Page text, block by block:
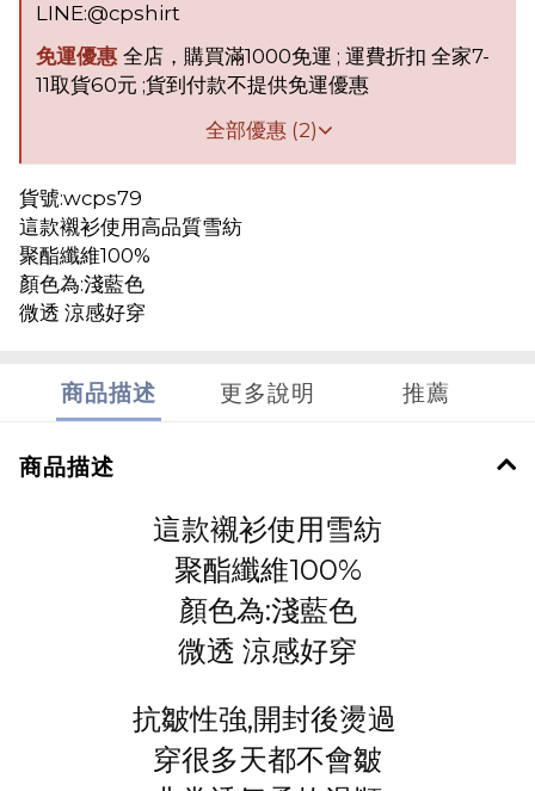
LINE:@cpshirt
免運優惠 全店，購買滿1000免運 ; 運費折扣 全家7-
11取貨60元 ;貨到付款不提供免運優惠
全部優惠 (2)
貨號:wcps79
這款襯衫使用高品質雪紡
聚酯纖維100%
顏色為:淺藍色
微透 涼感好穿
商品描述 更多說明 推薦
商品描述
這款襯衫使用雪紡
聚酯纖維100%
顏色為:淺藍色
微透 涼感好穿
抗皺性強,開封後燙過
穿很多天都不會皺